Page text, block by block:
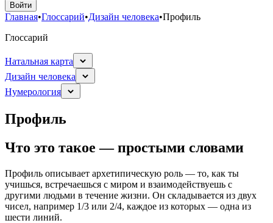
Войти
Главная•Глоссарий•Дизайн человека•Профиль
Глоссарий
Натальная карта
Дизайн человека
Нумерология
Профиль
Что это такое — простыми словами
Профиль описывает архетипическую роль — то, как ты
учишься, встречаешься с миром и взаимодействуешь с
другими людьми в течение жизни. Он складывается из двух
чисел, например 1/3 или 2/4, каждое из которых — одна из
шести линий.